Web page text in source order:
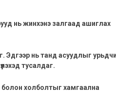
нь жинхэнэ залгаад ашиглах
Эдгээр нь танд асуудлыг
тусалдаг.
болон холболтыг хамгаална